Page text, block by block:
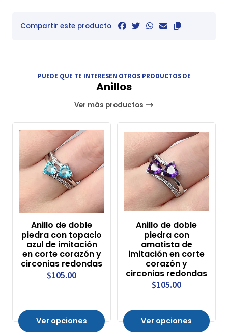
Compartir este producto
PUEDE QUE TE INTERESEN OTROS PRODUCTOS DE
Anillos
Ver más productos
Anillo de doble
piedra con topacio
azul de imitación
en corte corazón y
circonias redondas
$105.00
Ver opciones
Anillo de doble
piedra con
amatista de
imitación en corte
corazón y
circonias redondas
$105.00
Ver opciones